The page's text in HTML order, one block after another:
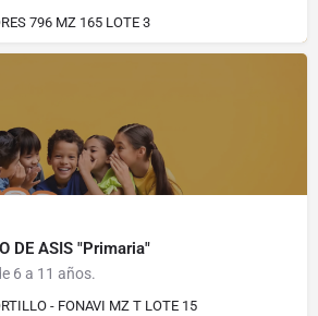
796 MZ 165 LOTE 3
DE ASIS "Primaria"
6 a 11 años.
- FONAVI MZ T LOTE 15